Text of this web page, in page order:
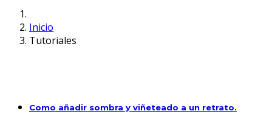
Inicio
Tutoriales
Como añadir sombra y viñeteado a un retrato.